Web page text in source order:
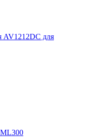
AV1212DC для